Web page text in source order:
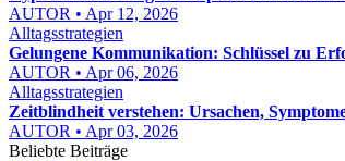
AUTOR • Apr 12, 2026
Alltagsstrategien
Gelungene Kommunikation: Schlüssel zu
AUTOR • Apr 06, 2026
Alltagsstrategien
Zeitblindheit verstehen: Ursachen,
AUTOR • Apr 03, 2026
Beliebte Beiträge